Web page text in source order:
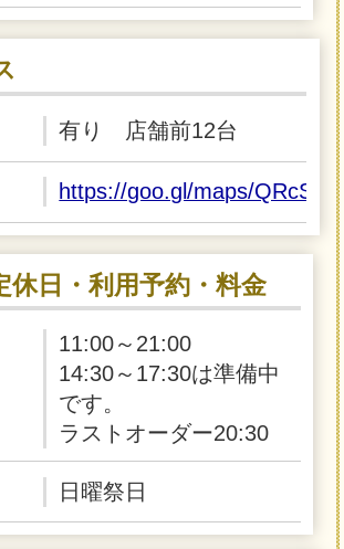
有り 店舗前12台
https://goo.gl/maps/
休日・利用予約・料金
11:00～21:00
14:30～17:30は準備中
です。
ラストオーダー20:30
日曜祭日